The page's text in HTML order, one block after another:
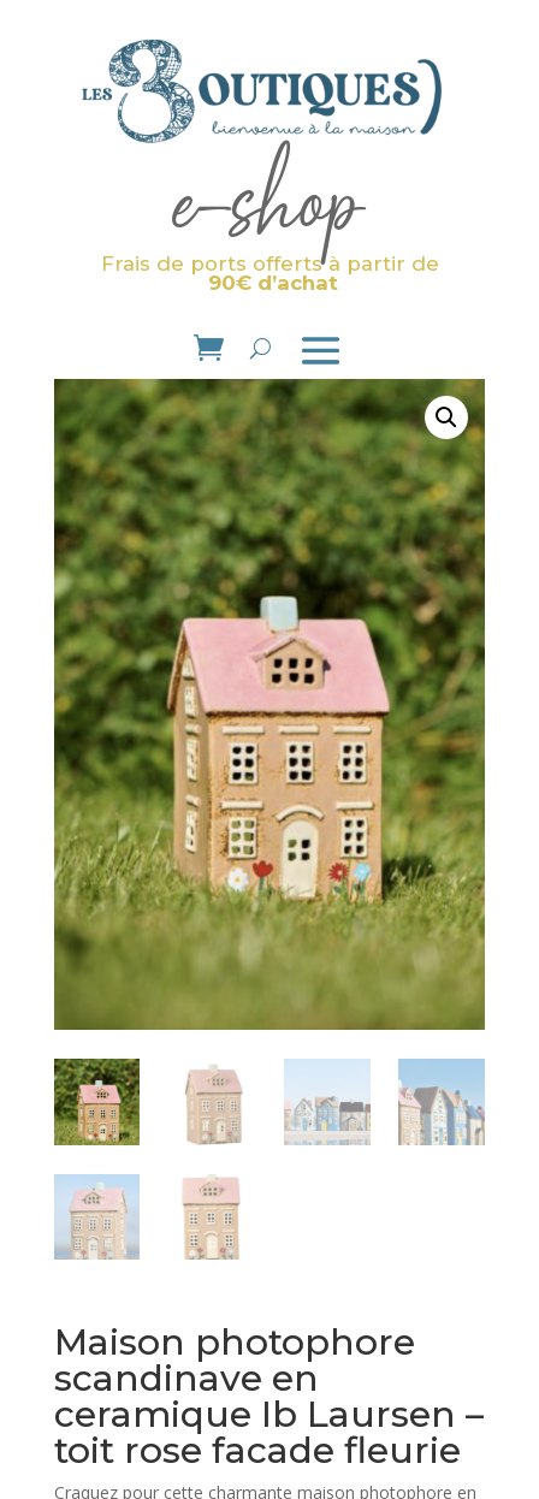
e-shop
Frais de ports offerts à partir de
90€ d’achat
Maison photophore
scandinave en
ceramique Ib Laursen –
toit rose facade fleurie
Craquez pour cette charmante maison photophore en